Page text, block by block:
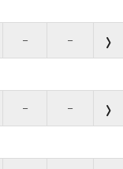
– –
– –